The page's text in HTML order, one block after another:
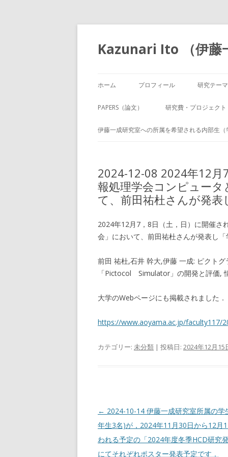
Kazunari Ito （伊藤
ホーム プロフィール 研究テーマ
PAPERS（論文） 研究費・プロジェク
伊藤一成研究室への所属を希望される内部生
2024-12-08 2024年12月
報処理学会コンピュー
て、前田祐杜さんが発表
2024年12月7，8日（土，日）に開催
会」において、前田祐杜さんが発表し「
前田 祐杜,石井 幹大,伊藤 一成: ピクト
「Pictocol Simulator」の開発と評価,
大学のWebページにも掲載されました．
https://www.aoyama.ac.jp/faculty117/
カテゴリー: 未分類 | 投稿日: 2024年12月15
投
稿
ナ
ビ
← 2024-10-14 伊藤一成研究室所属の学
年生3名)が，2024年11月30日から12月
われる予定の「2024年度冬季HCD研究発
にてそれぞれポスター発表予定です．